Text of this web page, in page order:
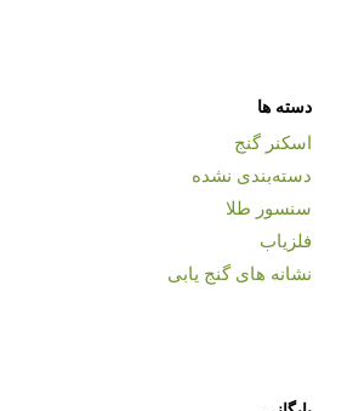
دسته ها
اسکنر گنج
دسته‌بندی نشده
سنسور طلا
فلزیاب
نشانه های گنج یابی